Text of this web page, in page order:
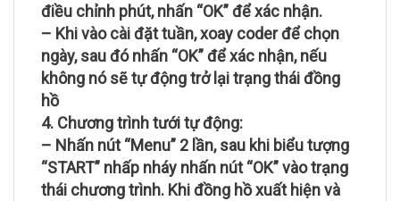
điều chỉnh phút, nhấn “OK” để xác nhận.
– Khi vào cài đặt tuần, xoay coder để chọn
ngày, sau đó nhấn “OK” để xác nhận, nếu
không nó sẽ tự động trở lại trạng thái đồng
hồ
4. Chương trình tưới tự động:
– Nhấn nút “Menu” 2 lần, sau khi biểu tượng
“START” nhấp nháy nhấn nút “OK” vào trạng
thái chương trình. Khi đồng hồ xuất hiện và